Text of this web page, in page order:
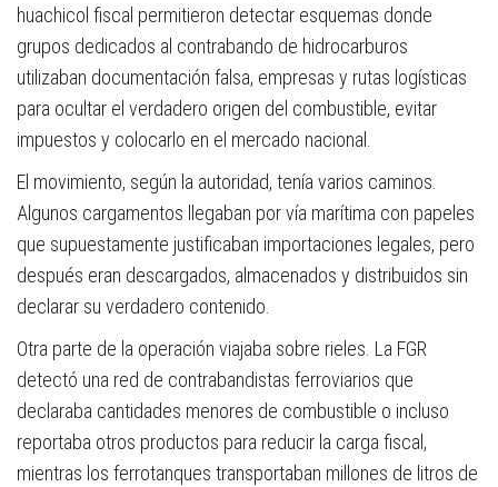
huachicol fiscal permitieron detectar esquemas donde
grupos dedicados al contrabando de hidrocarburos
utilizaban documentación falsa, empresas y rutas logísticas
para ocultar el verdadero origen del combustible, evitar
impuestos y colocarlo en el mercado nacional.
El movimiento, según la autoridad, tenía varios caminos.
Algunos cargamentos llegaban por vía marítima con papeles
que supuestamente justificaban importaciones legales, pero
después eran descargados, almacenados y distribuidos sin
declarar su verdadero contenido.
Otra parte de la operación viajaba sobre rieles. La FGR
detectó una red de contrabandistas ferroviarios que
declaraba cantidades menores de combustible o incluso
reportaba otros productos para reducir la carga fiscal,
mientras los ferrotanques transportaban millones de litros de